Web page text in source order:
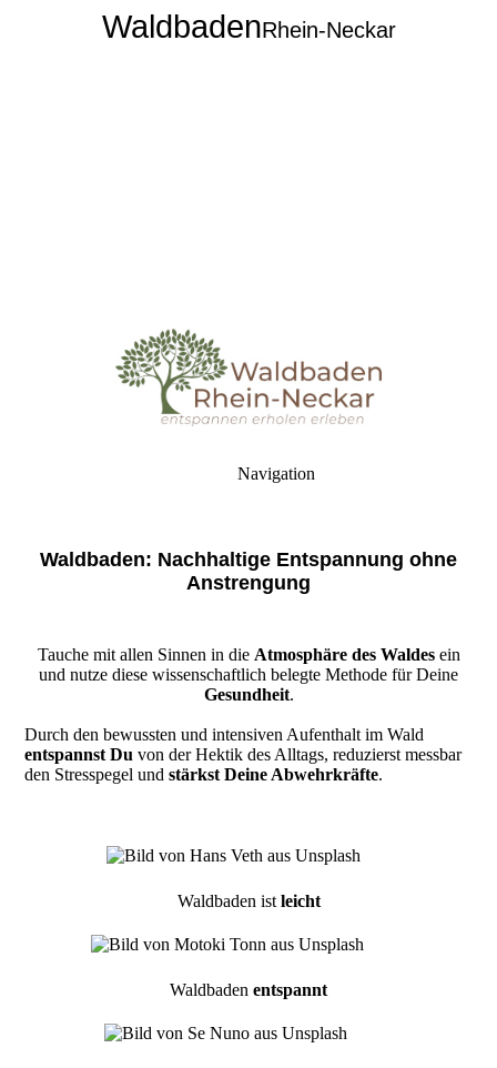
WaldbadenRhein-Neckar
Navigation
Waldbaden: Nachhaltige Entspannung ohne
Anstrengung
Tauche mit allen Sinnen in die Atmosphäre des Waldesein
und nutze diese wissenschaftlich belegte Methode für Deine
Gesundheit.
​Durch den bewussten und intensiven Aufenthalt im Wald
entspannst Du von der Hektik des Alltags, reduzierst messbar
den Stresspegel undstärkst Deine Abwehrkräfte.
Waldbaden ist leicht
Waldbaden entspannt